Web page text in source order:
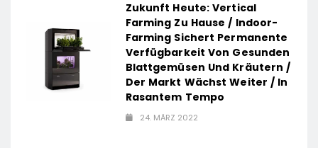
Zukunft Heute: Vertical
Farming Zu Hause / Indoor-
Farming Sichert Permanente
Verfügbarkeit Von Gesunden
Blattgemüsen Und Kräutern /
Der Markt Wächst Weiter / In
Rasantem Tempo
24. MÄRZ 2022